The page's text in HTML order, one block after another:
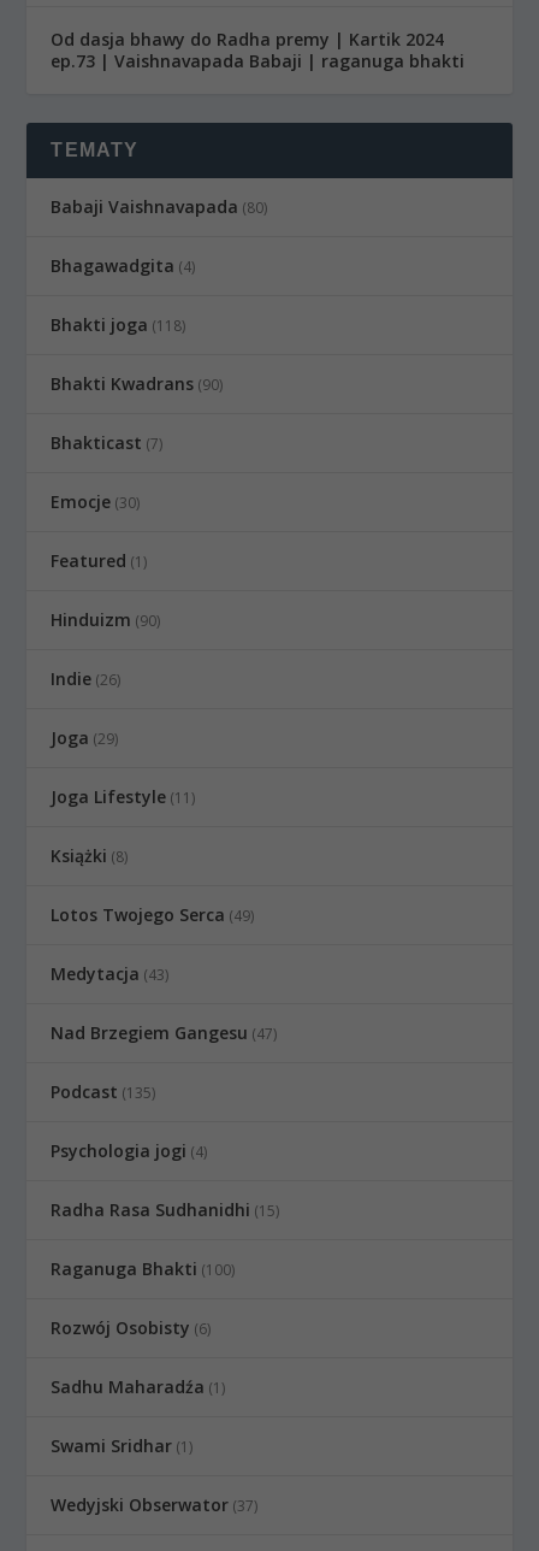
Od dasja bhawy do Radha premy | Kartik 2024
ep.73 | Vaishnavapada Babaji | raganuga bhakti
TEMATY
Babaji Vaishnavapada (80)
Bhagawadgita (4)
Bhakti joga (118)
Bhakti Kwadrans (90)
Bhakticast (7)
Emocje (30)
Featured (1)
Hinduizm (90)
Indie (26)
Joga (29)
Joga Lifestyle (11)
Książki (8)
Lotos Twojego Serca (49)
Medytacja (43)
Nad Brzegiem Gangesu (47)
Podcast (135)
Psychologia jogi (4)
Radha Rasa Sudhanidhi (15)
Raganuga Bhakti (100)
Rozwój Osobisty (6)
Sadhu Maharadźa (1)
Swami Sridhar (1)
Wedyjski Obserwator (37)